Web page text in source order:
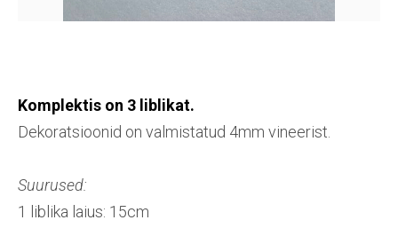
Komplektis on 3 liblikat.
Dekoratsioonid on valmistatud 4mm vineerist.
Suurused:
1 liblika laius: 15cm